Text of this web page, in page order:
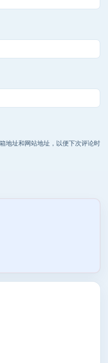
地址和网站地址，以便下次评论时